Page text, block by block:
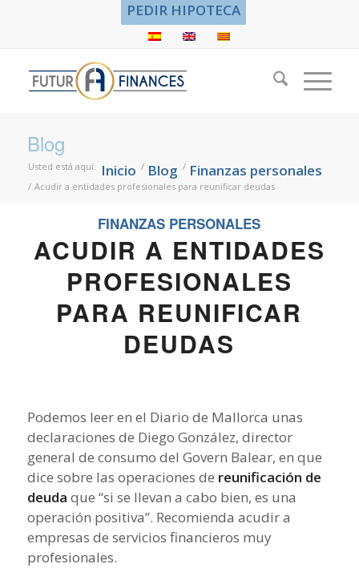
PEDIR HIPOTECA
Blog
Usted está aquí: Inicio / Blog / Finanzas personales
/ Acudir a entidades profesionales para reunificar deudas
FINANZAS PERSONALES
ACUDIR A ENTIDADES
PROFESIONALES
PARA REUNIFICAR
DEUDAS
Podemos leer en el Diario de Mallorca unas
declaraciones de Diego González, director
general de consumo del Govern Balear, en que
dice sobre las operaciones de reunificación de
deuda que “si se llevan a cabo bien, es una
operación positiva”. Recomienda acudir a
empresas de servicios financieros muy
profesionales.